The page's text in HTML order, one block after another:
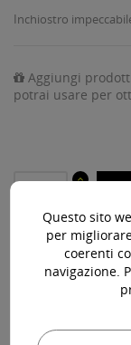
Inchiostro
Aggiungi
potrai usare per
Ultimi articoli
Acquista 119,00
spedizione
Questo sito
per
coerenti
navigazione.